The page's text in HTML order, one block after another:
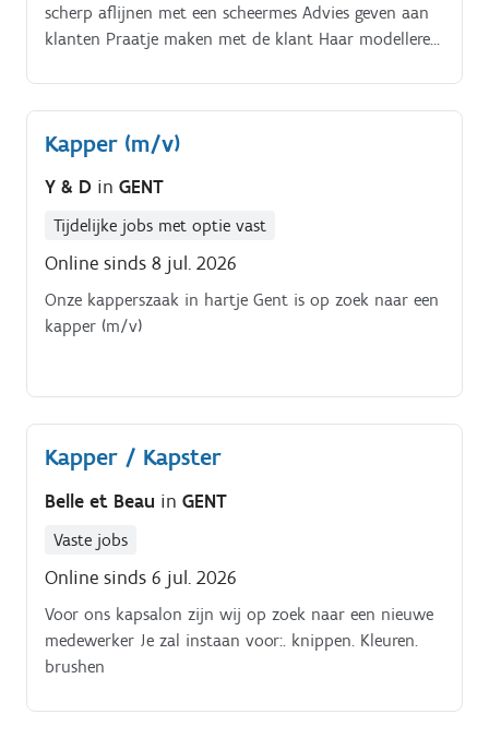
scherp aflijnen met een scheermes Advies geven aan
klanten Praatje maken met de klant Haar modelleren
van de huidige trends op het gebied van haarsnijden
en styling Helpen bij het bijhouden van een adequate
inventaris van haarproducten en tools Ervoor zorgen
krijgen Betalingen ontvangen voor uitgevoerde
salondiensten.
Kapper (m/v)
Y & D in GENT
Tijdelijke jobs met optie vast
Online sinds 8 jul. 2026
Onze kapperszaak in hartje Gent is op zoek naar een
kapper (m/v)
Kapper / Kapster
Belle et Beau in GENT
Vaste jobs
Online sinds 6 jul. 2026
Voor ons kapsalon zijn wij op zoek naar een nieuwe
medewerker Je zal instaan voor:. knippen. Kleuren.
brushen